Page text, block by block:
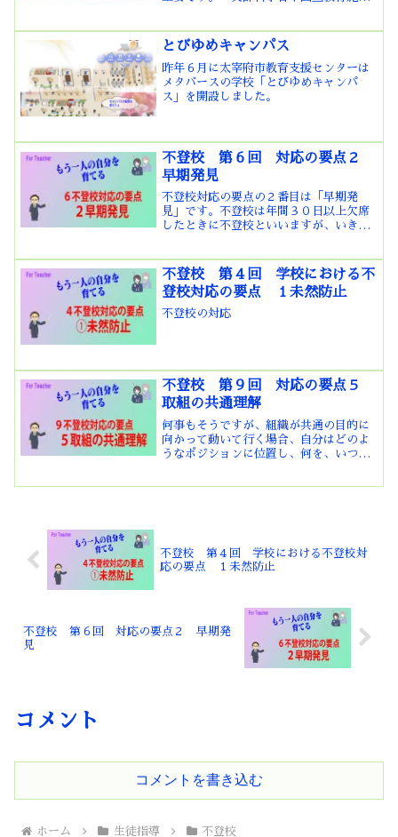
とめると次の４点になるます。１ 社会
的自立をめざす 不登校の...
とびゆめキャンパス
昨年６月に太宰府市教育支援センターは
メタバースの学校「とびゆめキャンパ
ス」を開設しました。
不登校 第６回 対応の要点２
早期発見
不登校対応の要点の２番目は「早期発
見」です。不登校は年間３０日以上欠席
したときに不登校といいますが、いきな
り返して不登校になるのがほとんどで
す。ある県では、「欠席日数＋...
不登校 第４回 学校における不
登校対応の要点 １未然防止
不登校の対応
不登校 第９回 対応の要点５
取組の共通理解
何事もそうですが、組織が共通の目的に
向かって動いて行く場合、自分はどのよ
うなポジションに位置し、何を、いつま
不登校 第４回 学校における不登校対
応の要点 １未然防止
不登校 第６回 対応の要点２ 早期発
見
コメント
コメントを書き込む
ホーム 生徒指導 不登校